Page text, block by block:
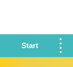
Start